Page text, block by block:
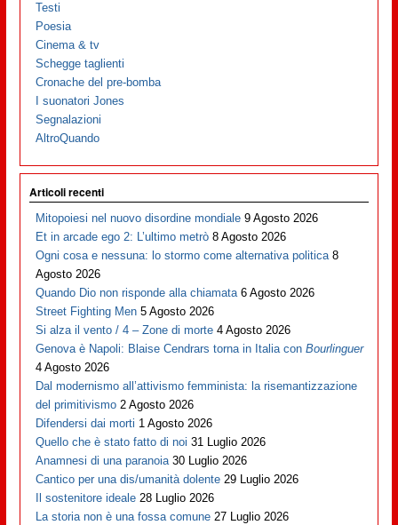
Testi
Poesia
Cinema & tv
Schegge taglienti
Cronache del pre-bomba
I suonatori Jones
Segnalazioni
AltroQuando
Articoli recenti
Mitopoiesi nel nuovo disordine mondiale 9 Agosto 2026
Et in arcade ego 2: L’ultimo metrò 8 Agosto 2026
Ogni cosa e nessuna: lo stormo come alternativa politica 8
Agosto 2026
Quando Dio non risponde alla chiamata 6 Agosto 2026
Street Fighting Men 5 Agosto 2026
Si alza il vento / 4 – Zone di morte 4 Agosto 2026
Genova è Napoli: Blaise Cendrars torna in Italia conBourlinguer
4 Agosto 2026
Dal modernismo all’attivismo femminista: la risemantizzazione
del primitivismo 2 Agosto 2026
Difendersi dai morti 1 Agosto 2026
Quello che è stato fatto di noi 31 Luglio 2026
Anamnesi di una paranoia 30 Luglio 2026
Cantico per una dis/umanità dolente 29 Luglio 2026
Il sostenitore ideale 28 Luglio 2026
La storia non è una fossa comune 27 Luglio 2026